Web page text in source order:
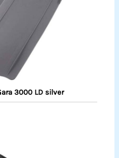
3000 LD silver